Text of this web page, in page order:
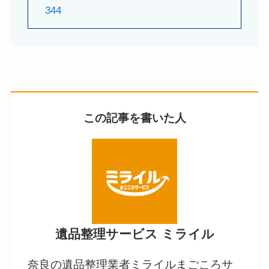
344
この記事を書いた人
遺品整理サービス ミライル
奈良の遺品整理業者ミライルまごころサ